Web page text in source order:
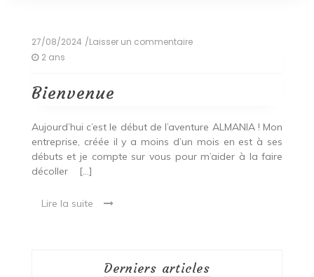
27/08/2024 /Laisser un commentaireon
2 ans
Bienvenue
Aujourd’hui c’est le début de l’aventure ALMANIA ! Mon
entreprise, créée il y a moins d’un mois en est à ses
débuts et je compte sur vous pour m’aider à la faire
décoller
[…]
Lire la suite
Derniers articles